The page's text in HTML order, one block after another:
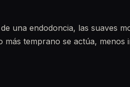
una endodoncia, las suaves
temprano se actúa, menos